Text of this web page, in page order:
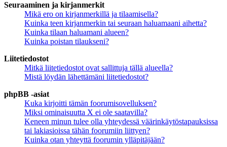
Seuraaminen ja kirjanmerkit
Mikä ero on kirjanmerkillä ja tilaamisella?
Kuinka teen kirjanmerkin tai seuraan haluamaani aihetta?
Kuinka tilaan haluamani alueen?
Kuinka poistan tilaukseni?
Liitetiedostot
Mitkä liitetiedostot ovat sallittuja tällä alueella?
Mistä löydän lähettämäni liitetiedostot?
phpBB -asiat
Kuka kirjoitti tämän foorumisovelluksen?
Miksi ominaisuutta X ei ole saatavilla?
Keneen minun tulee olla yhteydessä väärinkäytöstapauksissa
tai lakiasioissa tähän foorumiin liittyen?
Kuinka otan yhteyttä foorumin ylläpitäjään?